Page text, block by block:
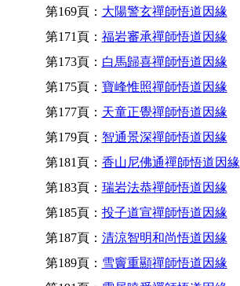
第169頁： 大陽警玄禪師悟道因緣
第171頁： 福岩審承禪師悟道因緣
第173頁： 白馬歸喜禪師悟道因緣
第175頁： 寶峰惟照禪師悟道因緣
第177頁： 天童正覺禪師悟道因緣
第179頁： 智通景深禪師悟道因緣
第181頁： 香山尼佛通禪師悟道因緣
第183頁： 瑞岩法恭禪師悟道因緣
第185頁： 投子道宣禪師悟道因緣
第187頁： 清涼智明和尚悟道因緣
第189頁： 雪竇重顯禪師悟道因緣